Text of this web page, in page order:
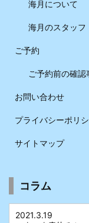
海月について
海月のスタッフ
ご予約
ご予約前の確認
お問い合わせ
プライバシーポリ
サイトマップ
コラム
2021.3.19